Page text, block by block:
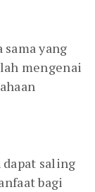
yang
mengenai
saling
bagi